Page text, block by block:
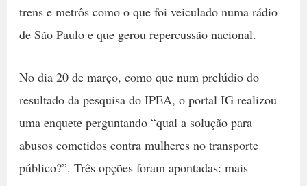
trens e metrôs como o que foi veiculado numa rádio
de São Paulo e que gerou repercussão nacional.
No dia 20 de março, como que num prelúdio do
resultado da pesquisa do IPEA, o portal IG realizou
uma enquete perguntando “qual a solução para
abusos cometidos contra mulheres no transporte
público?”. Três opções foram apontadas: mais